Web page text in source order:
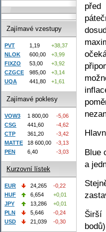
před
Blue
a
Širší
Zajímavé vzestupy
PVT 1,19
+38,37
NLOK
600,00
+3,99
FIXZO
53,00
+3,92
CZGCE
985,00
+3,14
UQA
441,80 +1,61
Zajímavé poklesy
VOW3 1 800,00
-5,06
CSG
441,60
-4,62
CTP
361,20
-3,42
MATTE
18 600,00
-3,13
PEN
6,40 -3,03
Kurzovní lístek
EUR 24,265
-0,22
HUF
6,654
+0,01
JPY
13,286
+0,01
PLN
5,646
-0,24
USD
21,039 -0,30